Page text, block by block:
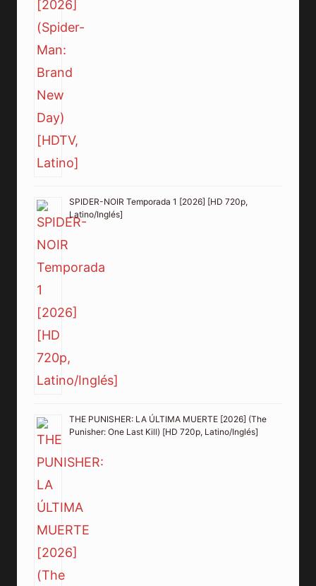
SPIDER-NOIR Temporada 1 [2026] [HD 720p,
Latino/Inglés]
THE PUNISHER: LA ÚLTIMA MUERTE [2026] (The
Punisher: One Last Kill) [HD 720p, Latino/Inglés]